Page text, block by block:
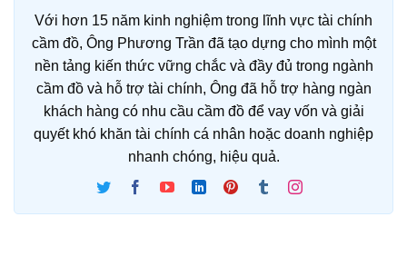
Với hơn 15 năm kinh nghiệm trong lĩnh vực tài chính
cầm đồ, Ông Phương Trần đã tạo dựng cho mình một
nền tảng kiến thức vững chắc và đầy đủ trong ngành
cầm đồ và hỗ trợ tài chính, Ông đã hỗ trợ hàng ngàn
khách hàng có nhu cầu cầm đồ để vay vốn và giải
quyết khó khăn tài chính cá nhân hoặc doanh nghiệp
nhanh chóng, hiệu quả.